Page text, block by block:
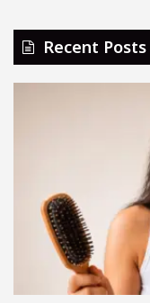
Recent Posts